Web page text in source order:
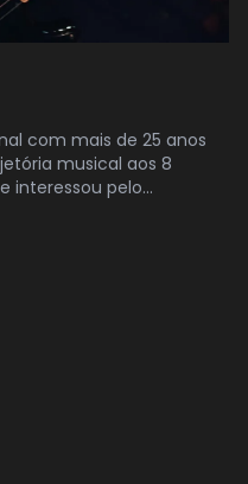
com mais de 25 anos
musical aos 8
interessou pelo